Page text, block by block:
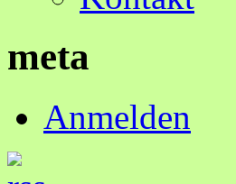
meta
Anmelden